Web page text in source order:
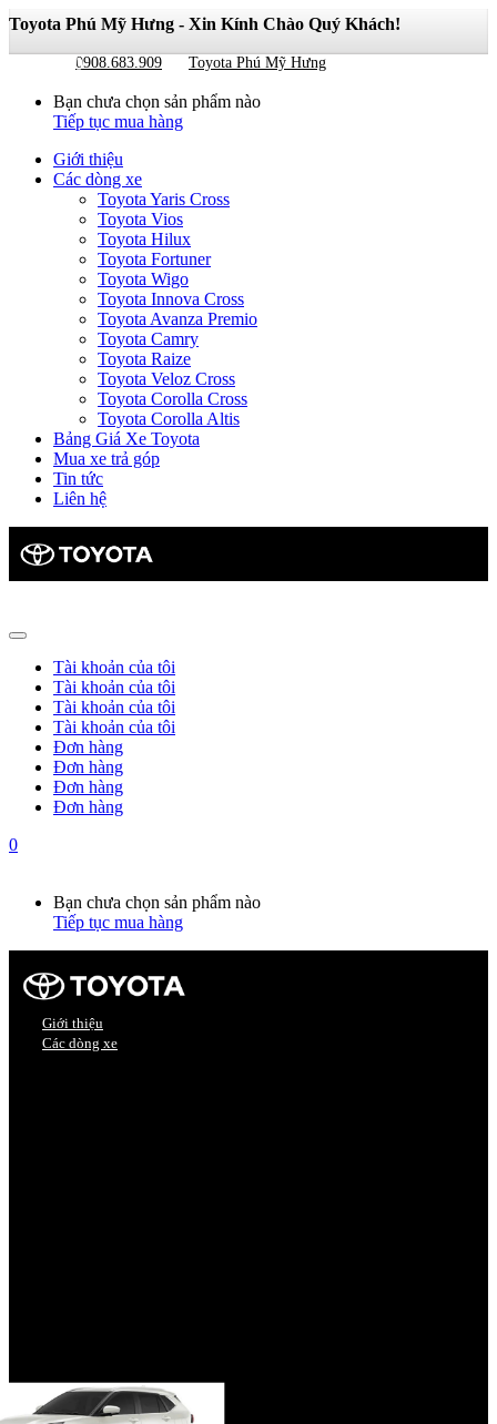
Toyota Phú Mỹ Hưng - Xin Kính Chào Quý Khách!
0908.683.909 Toyota Phú Mỹ Hưng
0
Bạn chưa chọn sản phẩm nào
Tiếp tục mua hàng
Giới thiệu
Các dòng xe
Toyota Yaris Cross
Toyota Vios
Toyota Hilux
Toyota Fortuner
Toyota Wigo
Toyota Innova Cross
Toyota Avanza Premio
Toyota Camry
Toyota Raize
Toyota Veloz Cross
Toyota Corolla Cross
Toyota Corolla Altis
Bảng Giá Xe Toyota
Mua xe trả góp
Tin tức
Liên hệ
Tài khoản của tôi
Tài khoản của tôi
Tài khoản của tôi
Tài khoản của tôi
Đơn hàng
Đơn hàng
Đơn hàng
Đơn hàng
0
Bạn chưa chọn sản phẩm nào
Tiếp tục mua hàng
Giới thiệu
Các dòng xe